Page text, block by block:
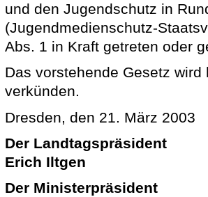
und den Jugendschutz in
(Jugendmedienschutz-
Abs. 1 in Kraft getreten oder
Das vorstehende Gesetz
verkünden.
Dresden, den 21. März 2003
Der Landtagspräsident
Erich Iltgen
Der Ministerpräsident